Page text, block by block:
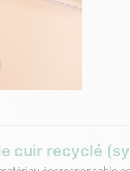
cuir recyclé